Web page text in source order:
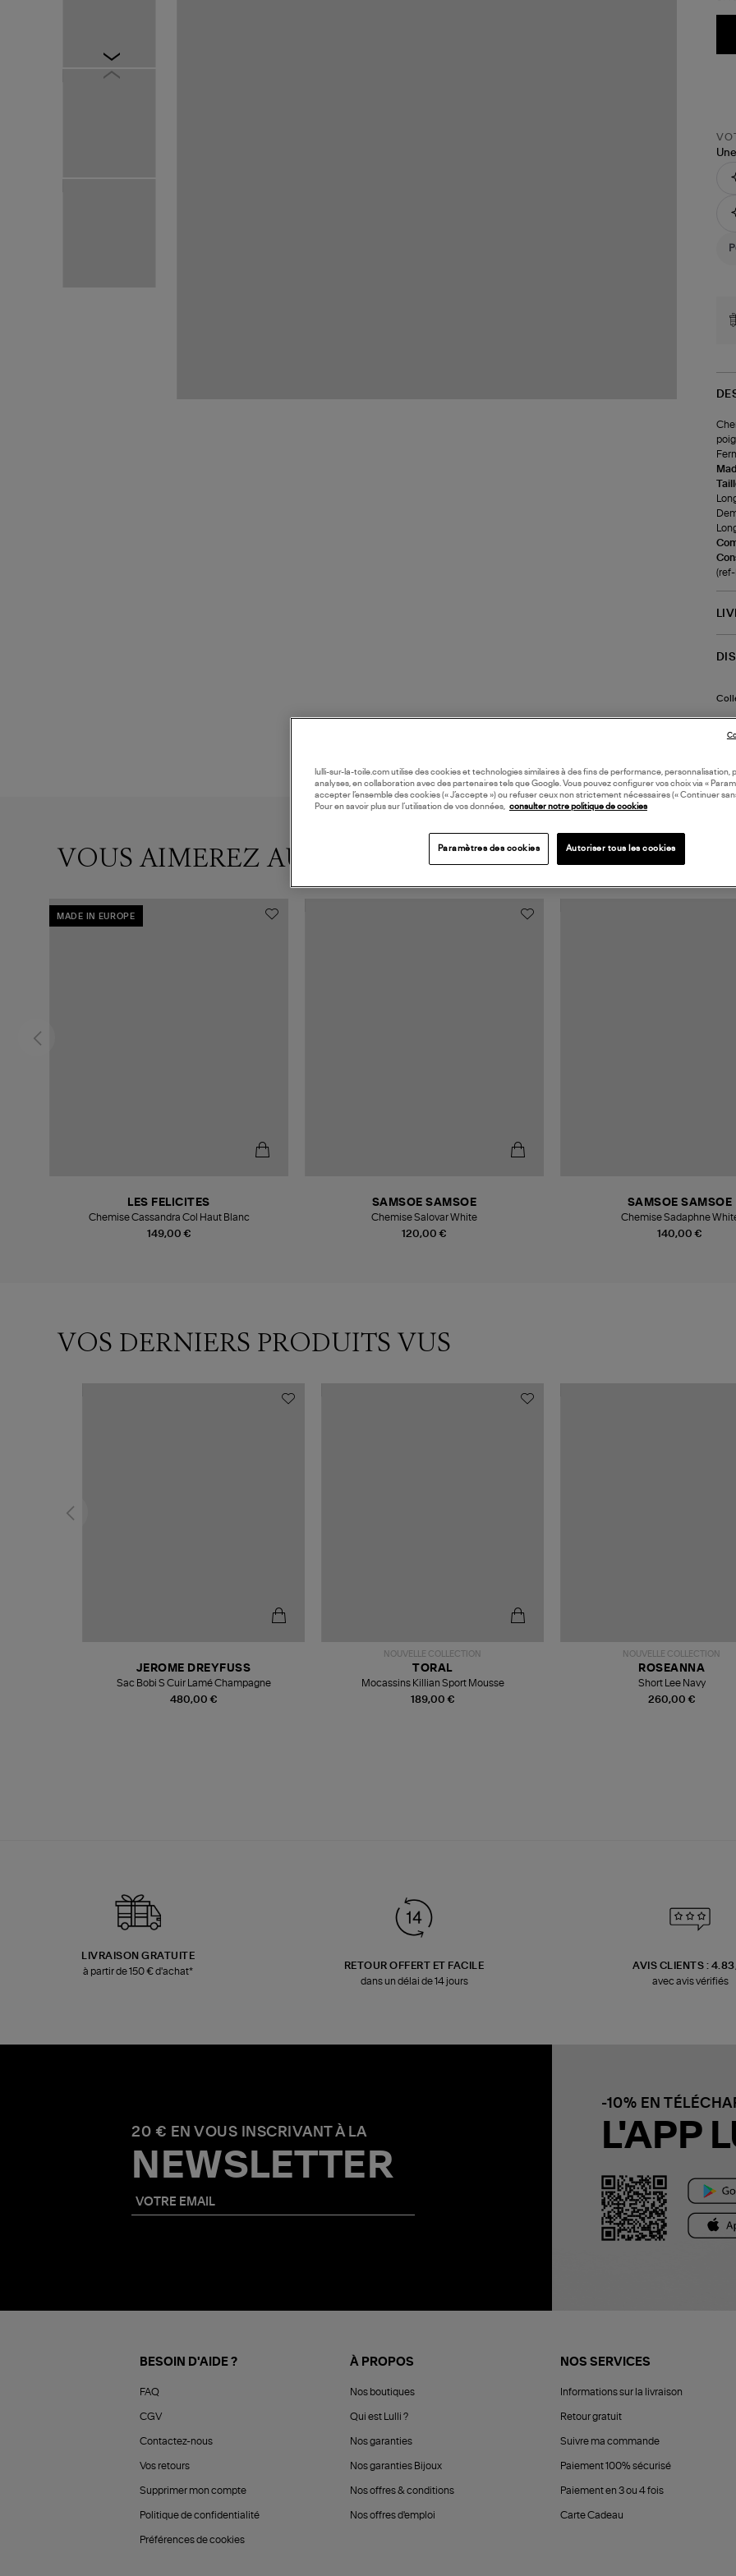
VOUS AIMEREZ AUSSI
MADE IN EUROPE
149,00 €
LES FELICITES
Chemise Cassandra Col Haut Blanc
120,00 €
SAMSOE SAMSOE
Chemise Salovar White
140,00 €
SAMSOE SAMSOE
Chemise Sadaphne
VOS DERNIERS PRODUITS VUS
480,00 €
JEROME DREYFUSS
Sac Bobi S Cuir Lamé Champagne
NOUVELLE COLLECTION
189,00 €
TORAL
Mocassins Killian Sport Mousse
NOUVELLE COLLECTION
260,00 €
ROSEANNA
Short Lee Navy
LIVRAISON GRATUITE
à partir de 150 € d'achat*
RETOUR OFFERT ET FACILE
dans un délai de 14 jours
AVIS CLIENTS :
avec avis vérifiés
20 € EN VOUS INSCRIVANT À LA
NEWSLETTER
-10% EN
L'APP
BESOIN D'AIDE ?
FAQ
CGV
Contactez-nous
Vos retours
Supprimer mon compte
Politique de confidentialité
Préférences de cookies
À PROPOS
Nos boutiques
Qui est Lulli ?
Nos garanties
Nos garanties Bijoux
Nos offres & conditions
Nos offres d'emploi
NOS SERVICES
Informations sur la livraison
Retour gratuit
Suivre ma commande
Paiement 100% sécurisé
Paiement en 3 ou 4 fois
Carte Cadeau
lulli-sur-la-toile.com utilise des cookies et technologies similaires à des fins de performance, personnalisation,
analyses, en collaboration avec des partenaires tels que Google. Vous pouvez configurer vos choix via «
accepter l’ensemble des cookies (« J’accepte ») ou refuser ceux non strictement nécessaires (« Continuer
Pour en savoir plus sur l’utilisation de vos données,
consulter notre politique de cookies
Paramètres des cookies Autoriser tous les cookies